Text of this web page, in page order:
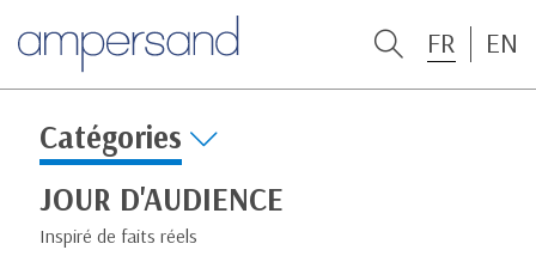
FR EN
Catégories
JOUR D'AUDIENCE
Inspiré de faits réels